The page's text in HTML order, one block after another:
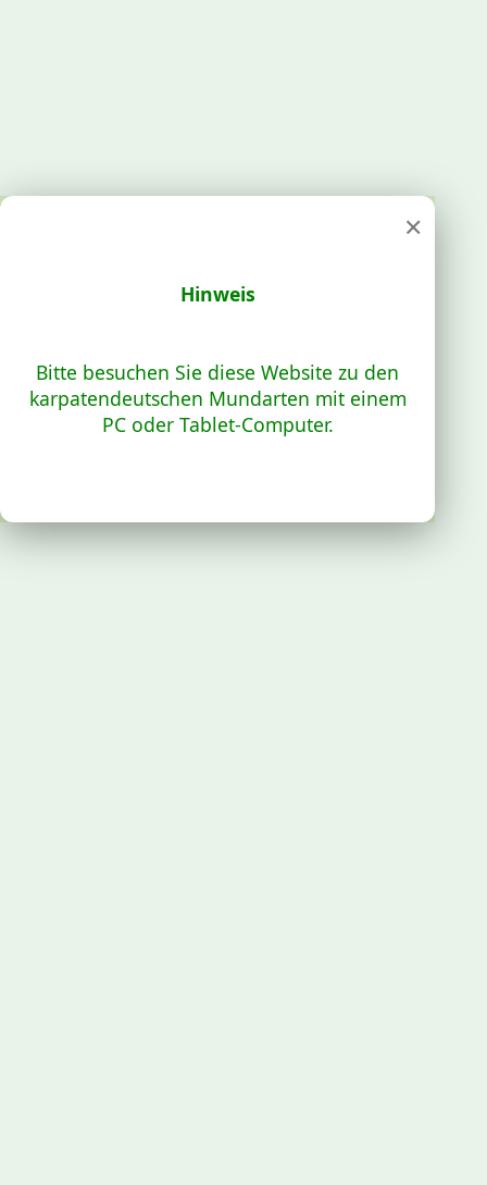
×
Hinweis
Bitte besuchen Sie diese Website zu den
karpatendeutschen Mundarten mit einem
PC oder Tablet-Computer.